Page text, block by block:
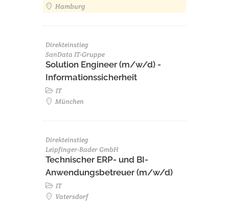
Hamburg
Direkteinstieg
SanData IT-Gruppe
Solution Engineer (m/w/d) -
Informationssicherheit
IT
München
Direkteinstieg
Leipfinger-Bader GmbH
Technischer ERP- und BI-
Anwendungsbetreuer (m/w/d)
IT
Vatersdorf